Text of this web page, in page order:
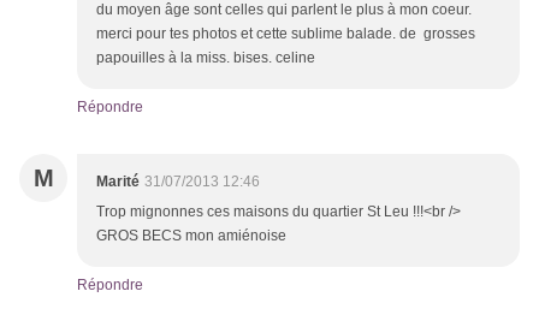
du moyen âge sont celles qui parlent le plus à mon coeur.
merci pour tes photos et cette sublime balade. de grosses
papouilles à la miss. bises. celine
Répondre
M Marité 31/07/2013 12:46
Trop mignonnes ces maisons du quartier St Leu !!!<br />
GROS BECS mon amiénoise
Répondre